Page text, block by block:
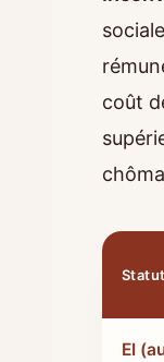
coût
Statut
EI